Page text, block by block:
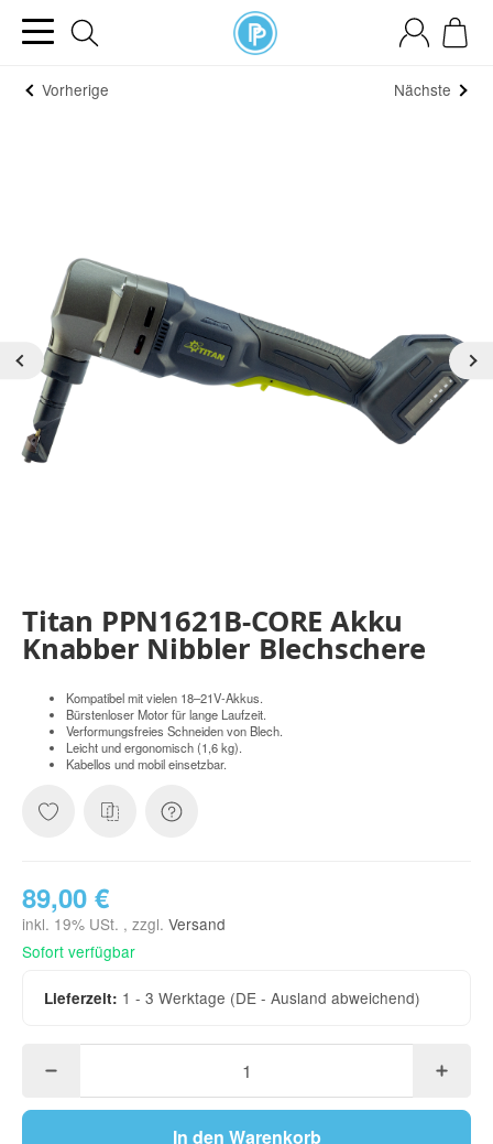
Vorherige Nächste
Titan PPN1621B-CORE Akku
Knabber Nibbler Blechschere
Kompatibel mit vielen 18–21V-Akkus.
Bürstenloser Motor für lange Laufzeit.
Verformungsfreies Schneiden von Blech.
Leicht und ergonomisch (1,6 kg).
Kabellos und mobil einsetzbar.
89,00 €
inkl. 19% USt. , zzgl. Versand
Sofort verfügbar
Lieferzeit: 1 - 3 Werktage (DE - Ausland abweichend)
In den Warenkorb